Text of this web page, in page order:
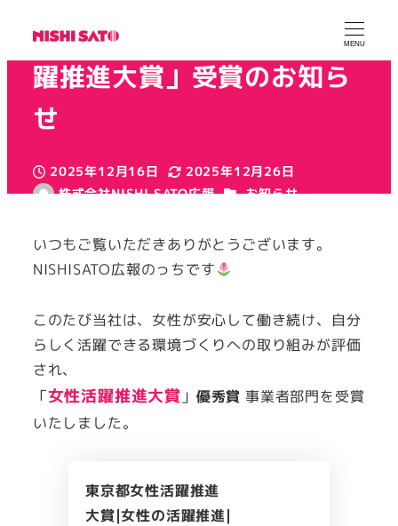
MENU
令和7年度「東京都女性活
躍推進大賞」受賞のお知ら
せ
投稿日
2025年12月16日
更新日
2025年12月26日
株式会社NISHI SATO広報 カテゴリー
お知らせ
いつもご覧いただきありがとうございます。
NISHISATO広報のっちです
このたび当社は、女性が安心して働き続け、自分
らしく活躍できる環境づくりへの取り組みが評価
され、
「女性活躍推進大賞 」 優秀賞 事業者部門を受賞
いたしました。
東京都女性活躍推進
大賞|女性の活躍推進|